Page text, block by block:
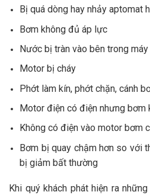
Bị quá dòng hay nhảy aptomat
Bơm không đủ áp lực
Nước bị tràn vào bên trong máy
Motor bị cháy
Phớt làm kín, phớt chặn, cánh
Motor điện có điện nhưng bơm
Không có điện vào motor bơm
Bơm bị quay chậm hơn so với
bị giảm bất thường
Khi quý khách phát hiện ra